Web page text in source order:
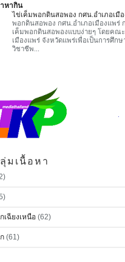
หากิน
ไข่เค็มพอกดินสอพอง กศน.อำเภอเมื
พอกดินสอพอง กศน.อำเภอเมืองแพร่
เค็มพอกดินสอพองแบบง่ายๆ โดยคณ
เมืองแพร่ จังหวัดแพร่เพื่อเป็นการศึกษ
วิชาชีพ...
มเนื้อหา
เฉียงเหนือ (62)
(61)